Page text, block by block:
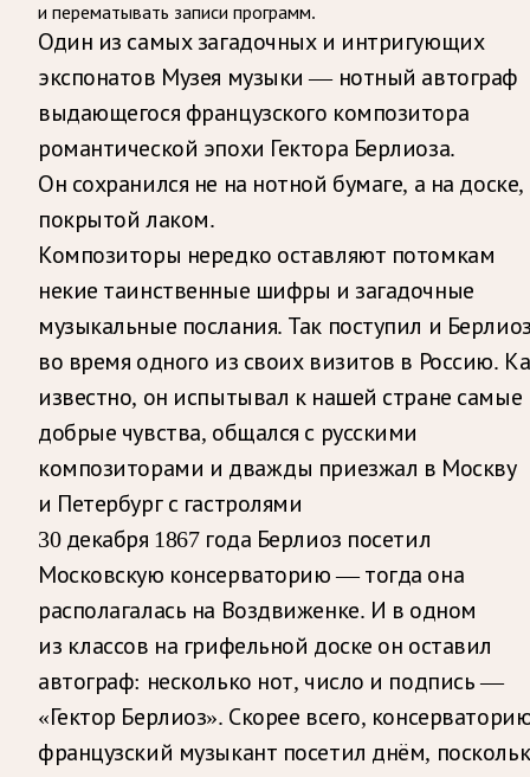
и перематывать записи программ.
Один из самых загадочных и интригующих
экспонатов Музея музыки — нотный автограф
выдающегося французского композитора
романтической эпохи Гектора Берлиоза.
Он сохранился не на нотной бумаге, а на доске,
покрытой лаком.
Композиторы нередко оставляют потомкам
некие таинственные шифры и загадочные
музыкальные послания. Так поступил и
во время одного из своих визитов в Россию.
известно, он испытывал к нашей стране самые
добрые чувства, общался с русскими
композиторами и дважды приезжал в Москву
и Петербург с гастролями
30 декабря 1867 года Берлиоз посетил
Московскую консерваторию — тогда она
располагалась на Воздвиженке. И в одном
из классов на грифельной доске он оставил
автограф: несколько нот, число и подпись —
«Гектор Берлиоз». Скорее всего,
французский музыкант посетил днём,